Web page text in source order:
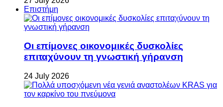
Επιστήμη
Οι επίμονες οικονομικές δυσκολίες
επιταχύνουν τη γνωστική γήρανση
24 July 2026